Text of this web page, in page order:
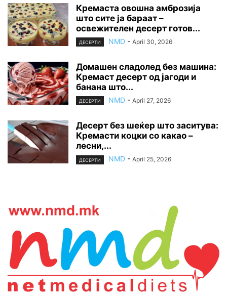
Кремаста овошна амброзија
што сите ја бараат –
освежителен десерт готов...
ДЕСЕРТИ NMD - April 30, 2026
Домашен сладолед без машина:
Кремаст десерт од јагоди и
банана што...
ДЕСЕРТИ NMD - April 27, 2026
Десерт без шеќер што заситува:
Кремасти коцки со какао –
лесни,...
ДЕСЕРТИ NMD - April 25, 2026